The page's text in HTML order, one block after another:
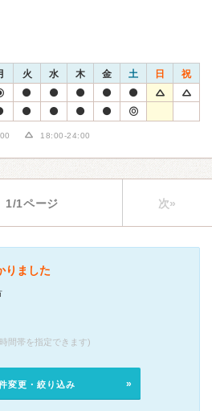
火 水 木 金 土 日 祝
18:00-24:00
1/1ページ 次»
りました
間帯を指定できます)
変更・絞り込み